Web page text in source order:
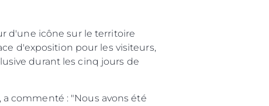
d'une icône sur le territoire
d'exposition pour les visiteurs,
durant les cinq jours de
commenté : "Nous avons été
Votre Bateau